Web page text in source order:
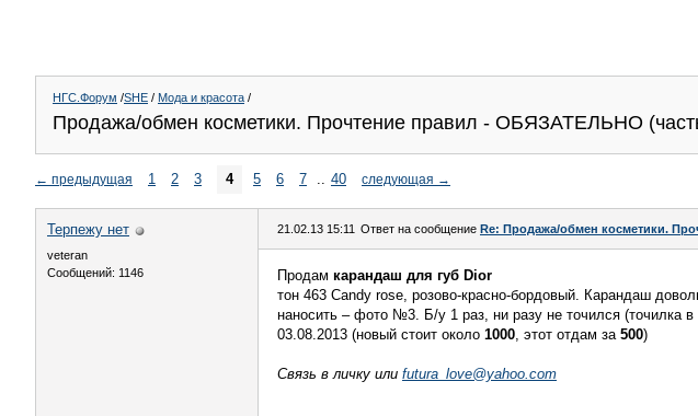
НГС.Форум /SHE / Мода и красота /
Продажа/обмен косметики. Прочтение правил - ОБЯЗАТЕЛЬНО
← предыдущая 1 2 3 4 5 6 7 .. 40 следующая →
Терпежу нет
veteran
Сообщений: 1146
21.02.13 15:11 Ответ на сообщение Re: Продажа/обмен косметики.
Продам карандаш для губ Dior
тон 463 Candy rose, розово-красно-бордовый. Карандаш
наносить – фото №3. Б/у 1 раз, ни разу не точился (точилка
03.08.2013 (новый стоит около 1000, этот отдам за 500)
Связь в личку или futura_love@yahoo.com